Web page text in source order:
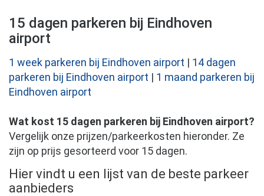
15 dagen parkeren bij Eindhoven
airport
1 week parkeren bij Eindhoven airport | 14 dagen
parkeren bij Eindhoven airport | 1 maand parkeren bij
Eindhoven airport
Wat kost 15 dagen parkeren bij Eindhoven airport?
Vergelijk onze prijzen/parkeerkosten hieronder. Ze
zijn op prijs gesorteerd voor 15 dagen.
Hier vindt u een lijst van de beste parkeer
aanbieders